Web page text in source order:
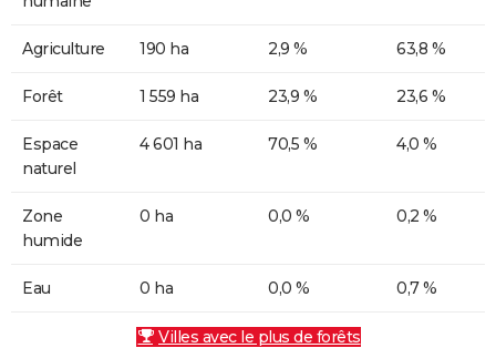
Agriculture 190 ha 2,9 % 63,8 %
Forêt 1 559 ha 23,9 % 23,6 %
Espace
naturel
4 601 ha 70,5 % 4,0 %
Zone
humide
0 ha 0,0 % 0,2 %
Eau 0 ha 0,0 % 0,7 %
Villes avec le plus de forêts